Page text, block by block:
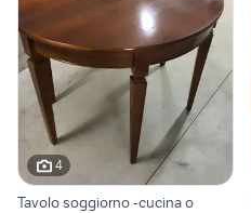
4
Tavolo soggiorno -cucina o